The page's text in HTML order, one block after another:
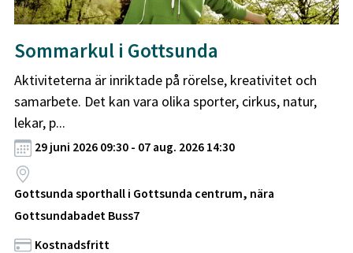
Sommarkul i Gottsunda
Aktiviteterna är inriktade på rörelse, kreativitet och
samarbete. Det kan vara olika sporter, cirkus, natur,
lekar, p...
29 juni 2026 09:30 - 07 aug. 2026 14:30
Gottsunda sporthall i Gottsunda centrum, nära
Gottsundabadet Buss7
Kostnadsfritt